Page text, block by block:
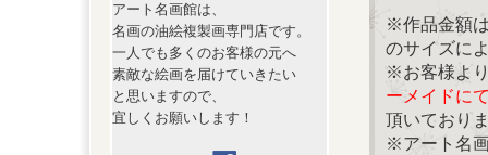
アート名画館は、
名画の油絵複製画専門店です。
一人でも多くのお客様の元へ
素敵な絵画を届けていきたい
と思いますので、
宜しくお願いします！
※作品金額
のサイズに
※お客様よ
ーメイドに
頂いており
※アート名